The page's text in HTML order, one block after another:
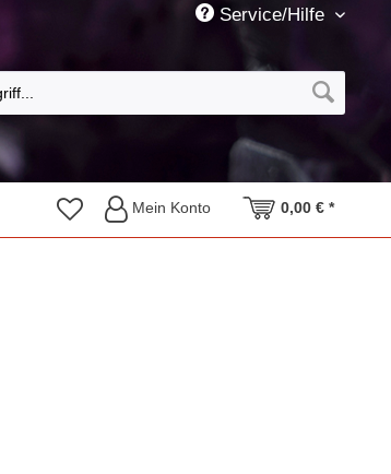
Service/Hilfe
Mein Konto 0,00 € *